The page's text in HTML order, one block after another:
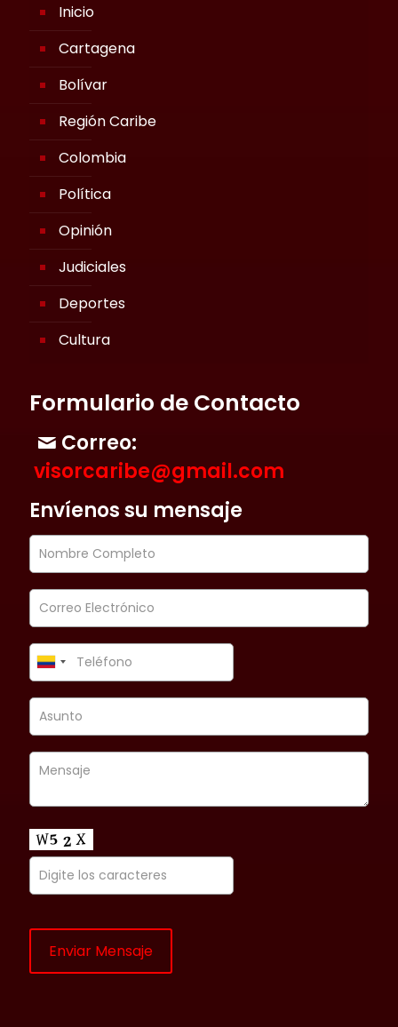
Inicio
Cartagena
Bolívar
Región Caribe
Colombia
Política
Opinión
Judiciales
Deportes
Cultura
Formulario de Contacto
Correo:
visorcaribe@gmail.com
Envíenos su mensaje